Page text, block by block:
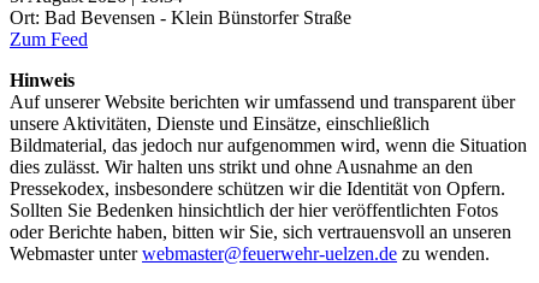
Ort: Bad Bevensen - Klein Bünstorfer Straße
Zum Feed
Hinweis
Auf unserer Website berichten wir umfassend und transparent über
unsere Aktivitäten, Dienste und Einsätze, einschließlich
Bildmaterial, das jedoch nur aufgenommen wird, wenn die Situation
dies zulässt. Wir halten uns strikt und ohne Ausnahme an den
Pressekodex, insbesondere schützen wir die Identität von Opfern.
Sollten Sie Bedenken hinsichtlich der hier veröffentlichten Fotos
oder Berichte haben, bitten wir Sie, sich vertrauensvoll an unseren
Webmaster unterwebmaster@feuerwehr-uelzen.de zu wenden.